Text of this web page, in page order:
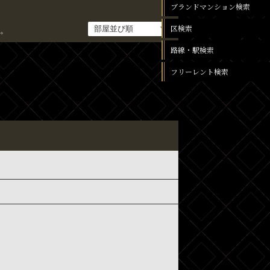
ブランドマンション検索
区検索
路線・駅検索
フリーレント検索